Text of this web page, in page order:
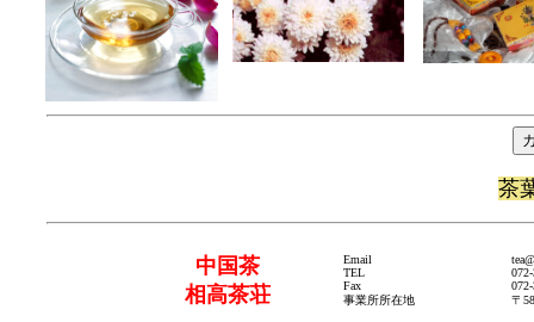
茶
中国茶
相高茶荘
Email
TEL
Fax
事業所所在地
〒